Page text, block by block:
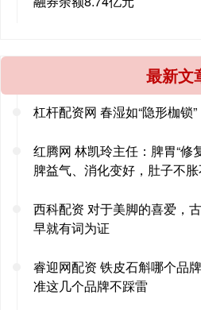
最新文
杠杆配资网 春湿如“隐形枷锁
红腾网 林凯玲主任：脾胃“修
脾益气、消化变好，肚子不
西科配资 对于美脚的喜爱，
早就有词为证
睿迎网配资 铁皮石斛哪个品
准这几个品牌不踩雷